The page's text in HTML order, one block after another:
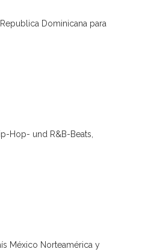
Dominicana para
Hop- und R&B-Beats,
México Norteamérica y